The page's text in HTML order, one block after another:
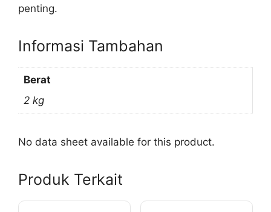
penting.
Informasi Tambahan
Berat
2 kg
No data sheet available for this product.
Produk Terkait